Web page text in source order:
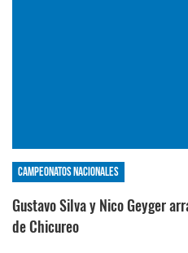
Campeonatos nacionales
Gustavo Silva y Nico Geyger
de Chicureo